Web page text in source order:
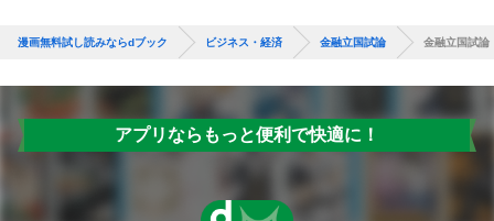
漫画無料試し読みならdブック ビジネス・経済 金融立国試論 金融立国試論
アプリならもっと便利で快適に！